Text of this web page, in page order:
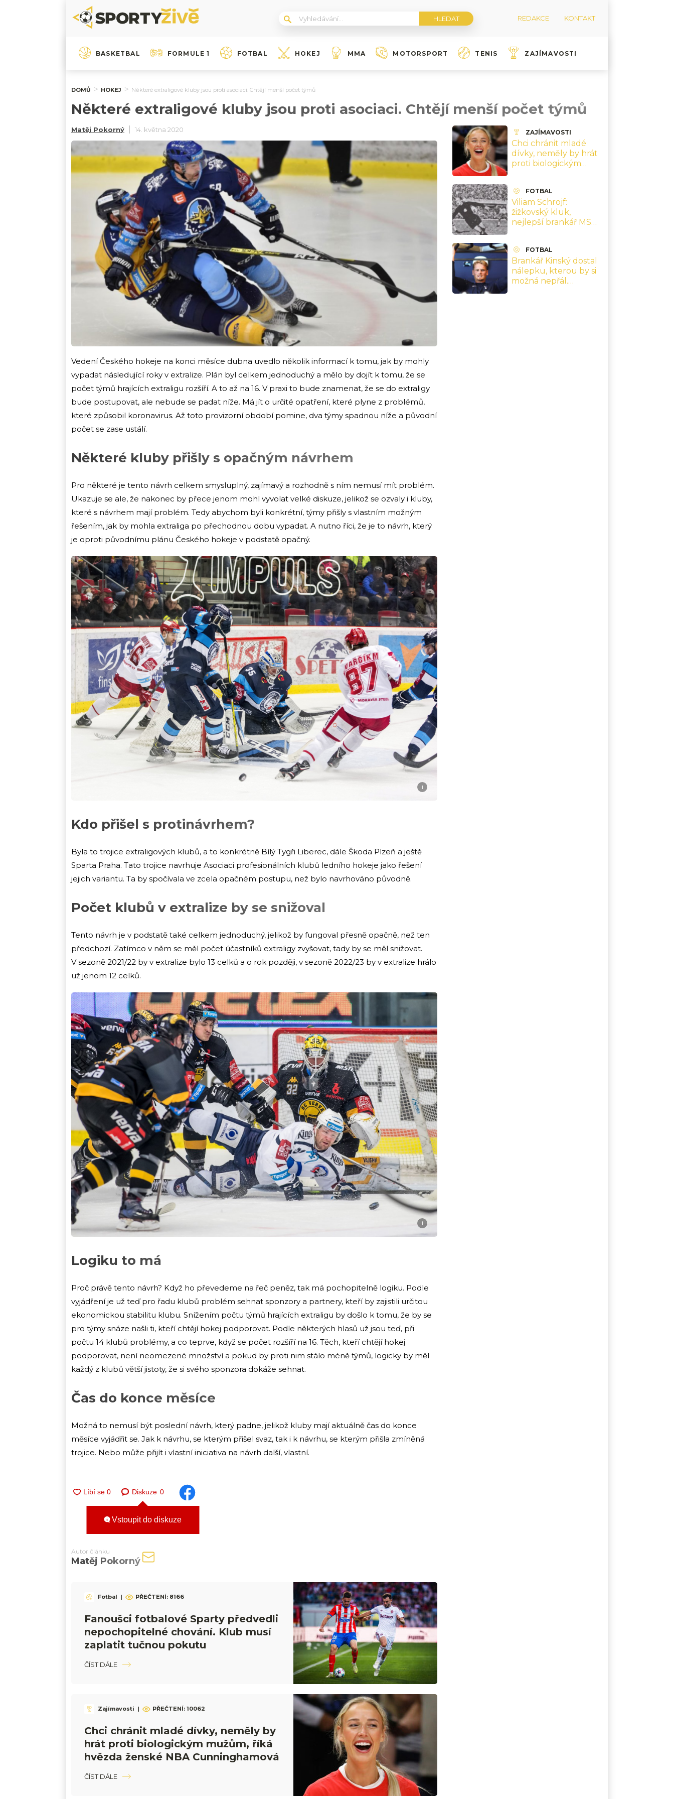
REDAKCE KONTAKT
BASKETBAL FORMULE 1 FOTBAL HOKEJ MMA MOTORSPORT TENIS ZAJÍMAVOSTI
DOMŮ HOKEJ Některé extraligové kluby jsou proti asociaci. Chtějí menší počet týmů
Některé extraligové kluby jsou proti asociaci. Chtějí menší počet týmů
Matěj Pokorný 14. května 2020
Vedení Českého hokeje na konci měsíce dubna uvedlo několik informací k tomu, jak by mohly
vypadat následující roky v extralize. Plán byl celkem jednoduchý a mělo by dojít k tomu, že se
počet týmů hrajících extraligu rozšíří. A to až na 16. V praxi to bude znamenat, že se do extraligy
bude postupovat, ale nebude se padat níže. Má jít o určité opatření, které plyne z problémů,
které způsobil koronavirus. Až toto provizorní období pomine, dva týmy spadnou níže a původní
počet se zase ustálí.
Některé kluby přišly s opačným návrhem
Pro některé je tento návrh celkem smysluplný, zajímavý a rozhodně s ním nemusí mít problém.
Ukazuje se ale, že nakonec by přece jenom mohl vyvolat velké diskuze, jelikož se ozvaly i kluby,
které s návrhem mají problém. Tedy abychom byli konkrétní, týmy přišly s vlastním možným
řešením, jak by mohla extraliga po přechodnou dobu vypadat. A nutno říci, že je to návrh, který
je oproti původnímu plánu Českého hokeje v podstatě opačný.
i
Kdo přišel s protinávrhem?
Byla to trojice extraligových klubů, a to konkrétně Bílý Tygři Liberec, dále Škoda Plzeň a ještě
Sparta Praha. Tato trojice navrhuje Asociaci profesionálních klubů ledního hokeje jako řešení
jejich variantu. Ta by spočívala ve zcela opačném postupu, než bylo navrhováno původně.
Počet klubů v extralize by se snižoval
Tento návrh je v podstatě také celkem jednoduchý, jelikož by fungoval přesně opačně, než ten
předchozí. Zatímco v něm se měl počet účastníků extraligy zvyšovat, tady by se měl snižovat.
V sezoně 2021/22 by v extralize bylo 13 celků a o rok později, v sezoně 2022/23 by v extralize hrálo
už jenom 12 celků.
i
Logiku to má
Proč právě tento návrh? Když ho převedeme na řeč peněz, tak má pochopitelně logiku. Podle
vyjádření je už teď pro řadu klubů problém sehnat sponzory a partnery, kteří by zajistili určitou
ekonomickou stabilitu klubu. Snížením počtu týmů hrajících extraligu by došlo k tomu, že by se
pro týmy snáze našli ti, kteří chtějí hokej podporovat. Podle některých hlasů už jsou teď, při
počtu 14 klubů problémy, a co teprve, když se počet rozšíří na 16. Těch, kteří chtějí hokej
podporovat, není neomezené množství a pokud by proti nim stálo méně týmů, logicky by měl
každý z klubů větší jistoty, že si svého sponzora dokáže sehnat.
Čas do konce měsíce
Možná to nemusí být poslední návrh, který padne, jelikož kluby mají aktuálně čas do konce
měsíce vyjádřit se. Jak k návrhu, se kterým přišel svaz, tak i k návrhu, se kterým přišla zmíněná
trojice. Nebo může přijít i vlastní iniciativa na návrh další, vlastní.
Diskuze 0
Vstoupit do diskuze
Autor článku
Matěj Pokorný
Fotbal | PŘEČTENÍ: 8166
Fanoušci fotbalové Sparty předvedli
nepochopitelné chování. Klub musí
zaplatit tučnou pokutu
ČÍST DÁLE
Zajímavosti | PŘEČTENÍ: 10062
Chci chránit mladé dívky, neměly by
hrát proti biologickým mužům, říká
hvězda ženské NBA Cunninghamová
ČÍST DÁLE
ZAJÍMAVOSTI
Chci chránit mladé
dívky, neměly by hrát
proti biologickým
Cunninghamová
FOTBAL
Viliam Schrojf:
žižkovský kluk,
nejlepší brankář MS
kariéru
FOTBAL
Brankář Kinský dostal
nálepku, kterou by si
možná nepřál.